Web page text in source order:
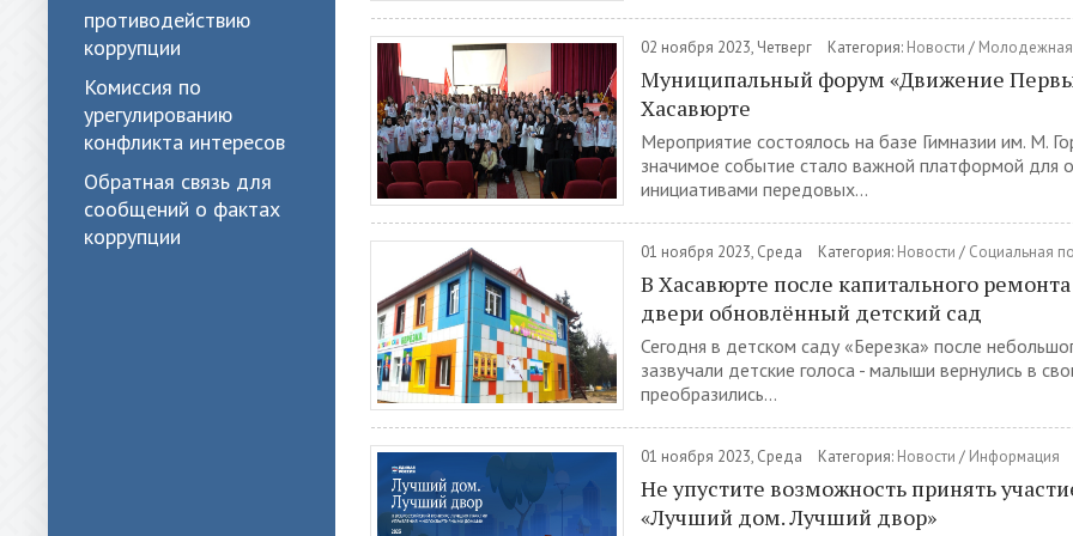
противодействию
коррупции
Комиссия по
урегулированию
конфликта интересов
Обратная связь для
сообщений о фактах
коррупции
02 ноября 2023, Четверг Категория: Новости / Молодежная
Муниципальный форум «Движение
Хасавюрте
Мероприятие состоялось на базе Гимназии им. М.
значимое событие стало важной платформой для
инициативами передовых...
01 ноября 2023, Среда Категория: Новости / Социальная
В Хасавюрте после капитального
двери обновлённый детский сад
Сегодня в детском саду «Березка» после
зазвучали детские голоса - малыши вернулись в
преобразились...
01 ноября 2023, Среда Категория: Новости / Информация
Не упустите возможность принять
«Лучший дом. Лучший двор»